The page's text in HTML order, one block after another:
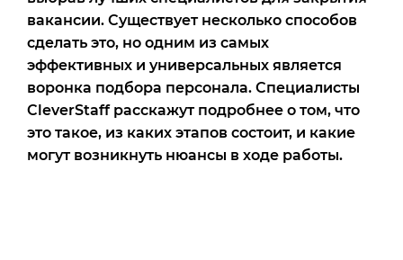
вакансии. Существует несколько способов
сделать это, но одним из самых
эффективных и универсальных является
воронка подбора персонала. Специалисты
CleverStaff расскажут подробнее о том, что
это такое, из каких этапов состоит, и какие
могут возникнуть нюансы в ходе работы.